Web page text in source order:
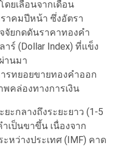
ยเลื่อนจากเดือน
าคมปีหน้า ซึ่งอัตรา
จัยกดดันราคาทองคำ
ร์ (Dollar Index) ที่แข็ง
านมา
รทยอยขายทองคำออก
พคล่องทางการเงิน
ะกลางถึงระยะยาว (1-5
เป็นขาขึ้น เนื่องจาก
หว่างประเทศ (IMF) คาด